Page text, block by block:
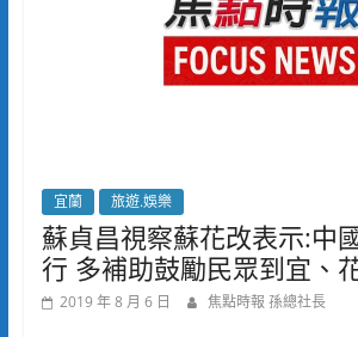
宜蘭 旅遊.娛樂
蘇貞昌視察蘇花改表示:中
行 多補助鼓勵民眾到宜、
2019 年 8 月 6 日 焦點時報 孫總社長